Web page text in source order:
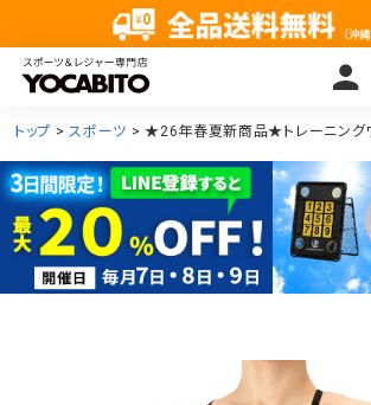
トップ スポーツ ★26年春夏新商品★トレーニング